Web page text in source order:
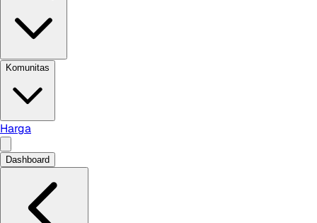
Komunitas
Harga
Dashboard